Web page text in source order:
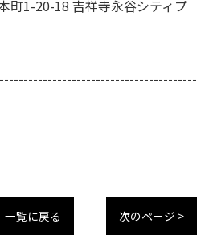
町1-20-18 吉祥寺永谷シティプ
一覧に戻る 次のページ >